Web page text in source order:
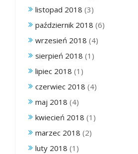
listopad 2018 (3)
październik 2018 (6)
wrzesień 2018 (4)
sierpień 2018 (1)
lipiec 2018 (1)
czerwiec 2018 (4)
maj 2018 (4)
kwiecień 2018 (1)
marzec 2018 (2)
luty 2018 (1)